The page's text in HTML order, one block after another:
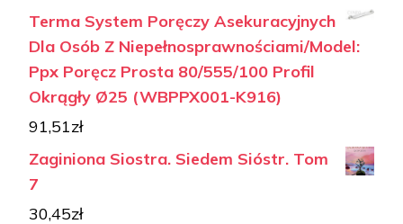
Terma System Poręczy Asekuracyjnych
Dla Osób Z Niepełnosprawnościami/Model:
Ppx Poręcz Prosta 80/555/100 Profil
Okrągły Ø25 (WBPPX001-K916)
91,51zł
Zaginiona Siostra. Siedem Sióstr. Tom
7
30,45zł